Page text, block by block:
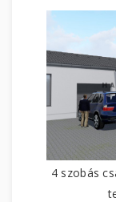
4 szobás